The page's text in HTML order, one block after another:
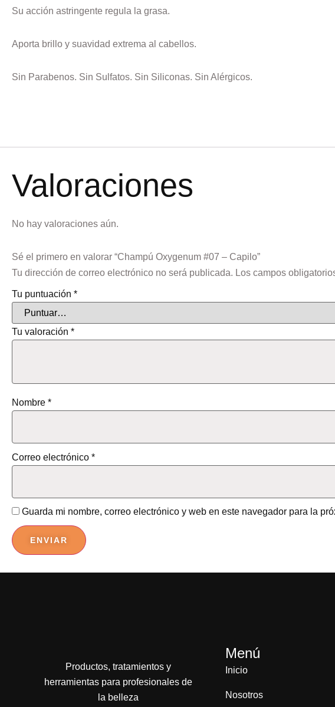
Su acción astringente regula la grasa.
Aporta brillo y suavidad extrema al cabellos.
Sin Parabenos. Sin Sulfatos. Sin Siliconas. Sin Alérgicos.
Valoraciones
No hay valoraciones aún.
Sé el primero en valorar “Champú Oxygenum #07 – Capilo”
Tu dirección de correo electrónico no será publicada. Los campos
Tu puntuación *
Tu valoración *
Nombre *
Correo electrónico *
Guarda mi nombre, correo electrónico y web en este navegador para la
Productos, tratamientos y
herramientas para profesionales de
la belleza
Menú
Inicio
Nosotros